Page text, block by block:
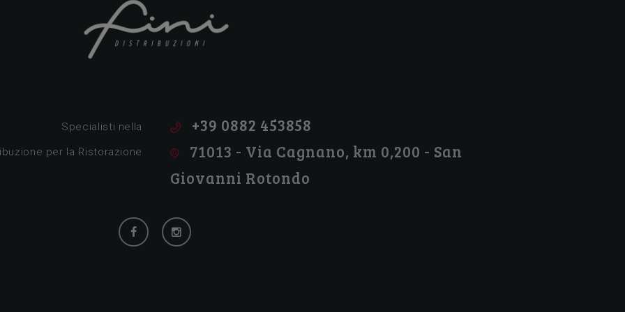
+39 0882 453858
71013 - Via Cagnano, km 0,200 - San
Giovanni Rotondo
Specialisti nella
per la Ristorazione